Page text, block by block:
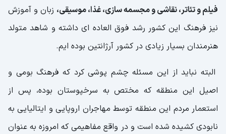
فیلم و تئاتر، نقاشی و مجسمه سازی، غذا، موسیقی، زبان و آموزش
نیز فرهنگ این کشور رشد فوق العاده ای داشته و شاهد متولد
هنرمندان بسیار زیادی در کشور آرژانتین بوده ایم.
البته نباید از این مسئله چشم پوشی کرد که فرهنگ بومی و
اصیل این منطقه که مختص به سرخپوستان بوده، پس از
استعمار مردم این منطقه توسط مهاجران اروپایی و ایتالیایی به
نابودی کشیده شده است و در واقع مفاهیمی که امروزه به عنوان